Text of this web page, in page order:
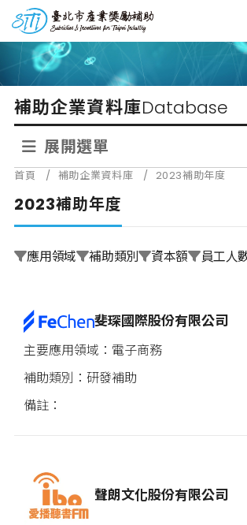
到
內
台北市產業獎勵補助
補助企業資料庫Database
展開選單
首頁 / 補助企業資料庫 / 2023補助年度
2023補助年度
應用領域 補助類別 資本額 員工人
斐琛國際股份有限公司
電子商務
研發補助
聲朗文化股份有限公司